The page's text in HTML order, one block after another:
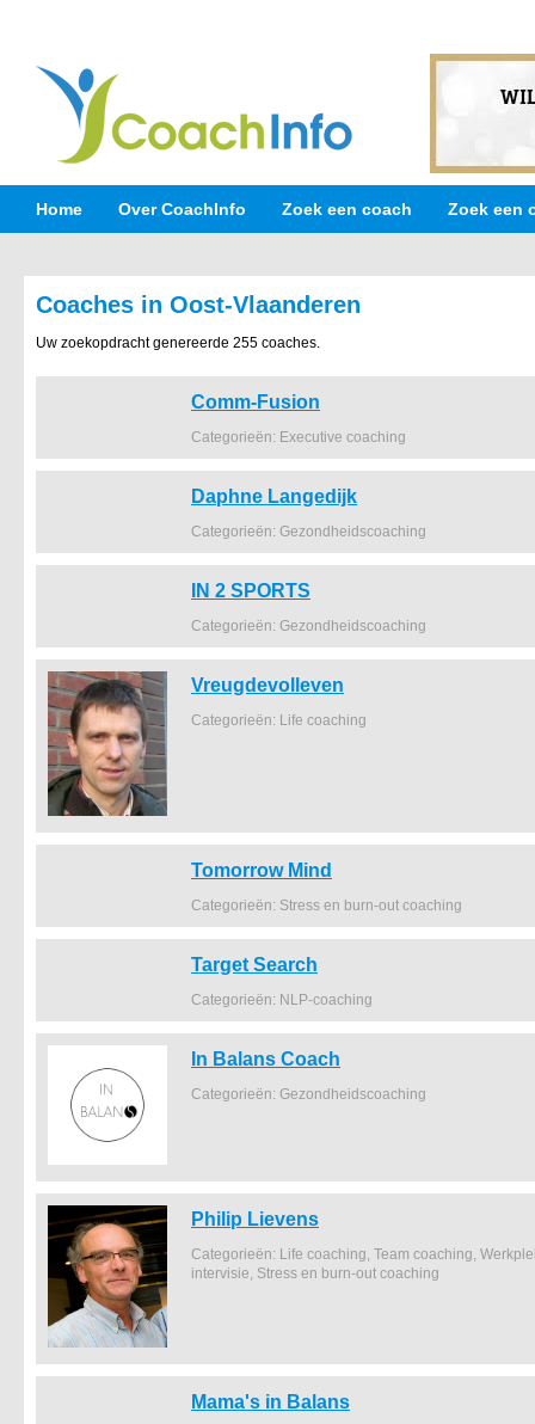
Home Over CoachInfo Zoek een coach Zoek een
Coaches in Oost-Vlaanderen
Uw zoekopdracht genereerde 255 coaches.
Comm-Fusion
Categorieën: Executive coaching
Daphne Langedijk
Categorieën: Gezondheidscoaching
IN 2 SPORTS
Categorieën: Gezondheidscoaching
Vreugdevolleven
Categorieën: Life coaching
Tomorrow Mind
Categorieën: Stress en burn-out coaching
Target Search
Categorieën: NLP-coaching
In Balans Coach
Categorieën: Gezondheidscoaching
Philip Lievens
Categorieën: Life coaching, Team coaching,
intervisie, Stress en burn-out coaching
Mama's in Balans